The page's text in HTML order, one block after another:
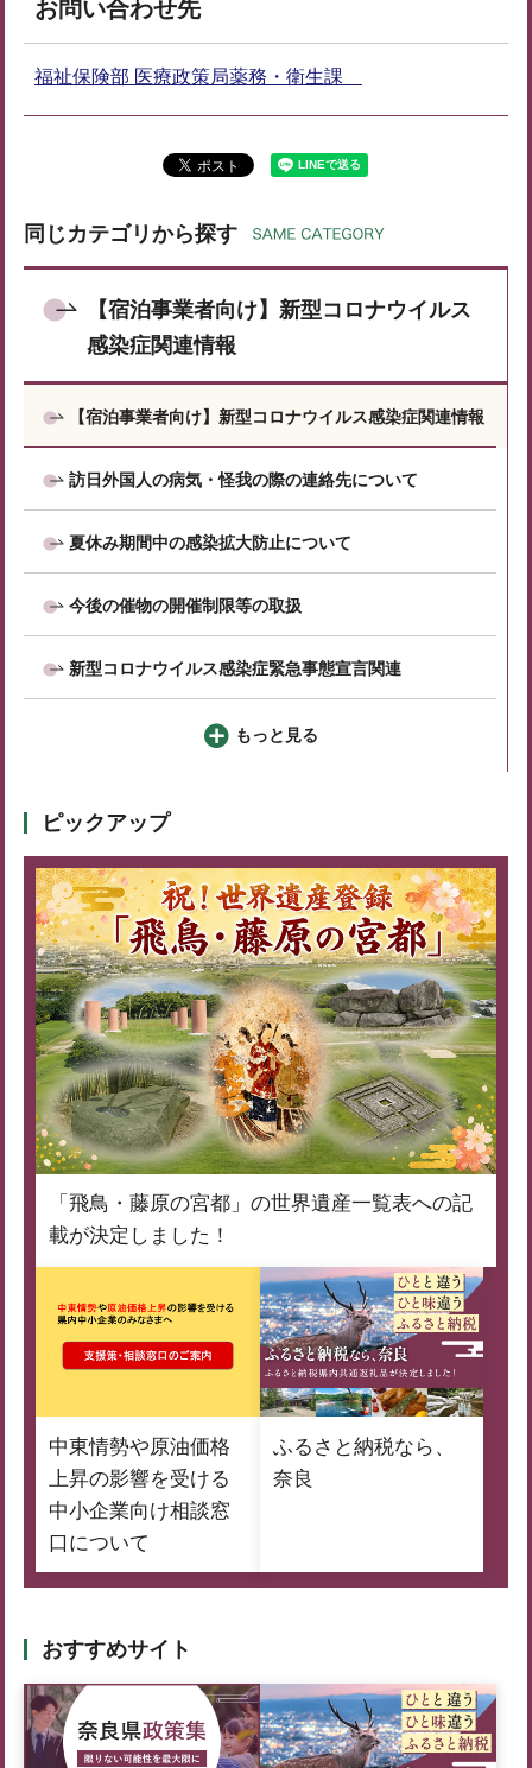
お問い合わせ先
福祉保険部 医療政策局薬務・衛生課
同じカテゴリから探す
【宿泊事業者向け】新型コロナウイルス
感染症関連情報
【宿泊事業者向け】新型コロナウイルス感染症関連情報
訪日外国人の病気・怪我の際の連絡先について
夏休み期間中の感染拡大防止について
今後の催物の開催制限等の取扱
新型コロナウイルス感染症緊急事態宣言関連
もっと見る
ピックアップ
「飛鳥・藤原の宮都」の世界遺産一覧表への記
載が決定しました！
中東情勢や原油価格
上昇の影響を受ける
中小企業向け相談窓
口について
ふるさと納税なら、
奈良
おすすめサイト